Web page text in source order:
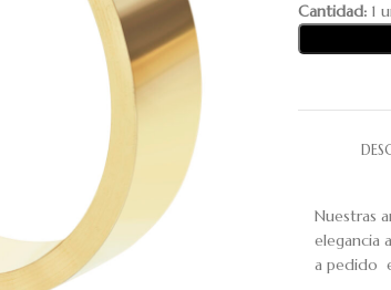
Cantidad: 1
Nuestras
elegancia
a pedido